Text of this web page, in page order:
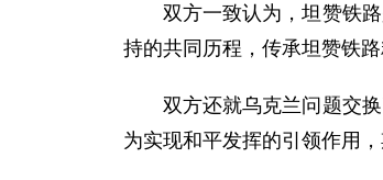
双方一致认为，坦赞铁
持的共同历程，传承坦赞铁
双方还就乌克兰问题交
为实现和平发挥的引领作用